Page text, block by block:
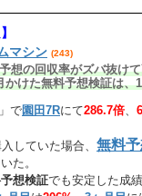
マシン (243)
想の回収率がズバ抜け
かけた無料予想検証は、
」で園田7Rにて286.7倍
していた場合、 無料
た。
想検証でも安定した成績